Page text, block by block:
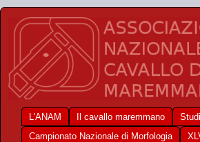
L'ANAM Il cavallo maremmano
Campionato Nazionale di Morfologia